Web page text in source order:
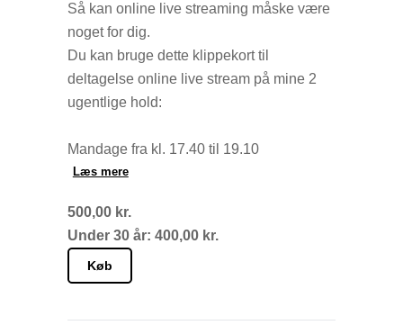
Så kan online live streaming måske være
noget for dig.
Du kan bruge dette klippekort til
deltagelse online live stream på mine 2
ugentlige hold:
Mandage fra kl. 17.40 til 19.10
Torsdage fra kl. 17.00 til 18.30
Det hele foregår live via Teams hjemme
fra din yndlingskrog. Og det er nemmere
end det lyder. Du får efter din betaling en
Læs mere
500,00 kr.
Under 30 år: 400,00 kr.
Køb